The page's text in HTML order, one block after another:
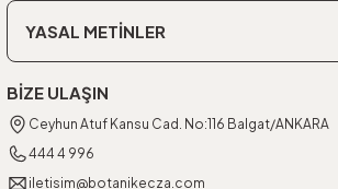
YASAL METİNLER
BİZE ULAŞIN
Ceyhun Atuf Kansu Cad. No:116 Balgat/ANKARA
444 4 996
iletisim@botanikecza.com